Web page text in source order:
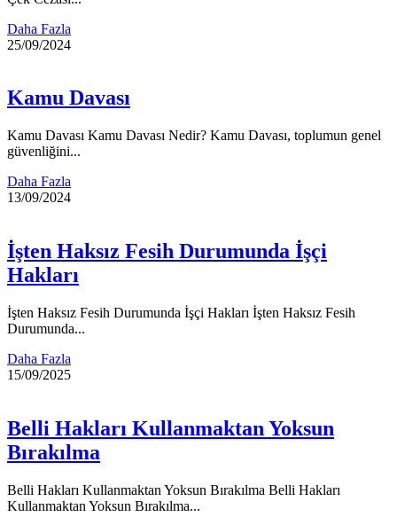
Daha Fazla
25/09/2024
Kamu Davası
Kamu Davası Kamu Davası Nedir? Kamu Davası, toplumun genel
güvenliğini...
Daha Fazla
13/09/2024
İşten Haksız Fesih Durumunda İşçi
Hakları
İşten Haksız Fesih Durumunda İşçi Hakları İşten Haksız Fesih
Durumunda...
Daha Fazla
15/09/2025
Belli Hakları Kullanmaktan Yoksun
Bırakılma
Belli Hakları Kullanmaktan Yoksun Bırakılma Belli Hakları
Kullanmaktan Yoksun Bırakılma...